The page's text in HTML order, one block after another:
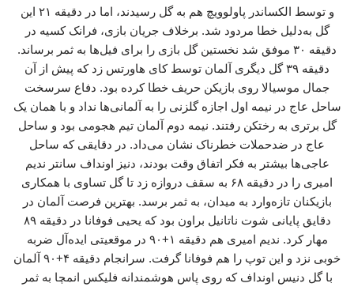
و توسط الکساندر پاولوویچ هم به گل رسیدند، اما در دقیقه ۲۱ این
گل به‌دلیل خطا مردود شد. برخلاف جریان بازی، فرانک کسیه در
دقیقه ۳۰ موفق شد نخستین گل بازی را برای فیل‌ها به ثمر برساند.
دقیقه ۳۹ گل دیگری آلمان توسط کای هاورتس زد که پیش از آن
جمال موسیالا روی بازیکن حریف خطا کرده بود. دفاع سرسخت
ساحل عاج در نیمه اول اجازه گلزنی را به آلمانی‌ها نداد و با همان یک
گل برتری به رختکن رفتند. نیمه دوم آلمان تیم هجومی بود و ساحل
عاج در ضدحملات خطرناک نشان می‌داد. در دقایقی که ساحل
عاجی‌ها بیشتر به فکر اتفاق وقت بودند، دنیز اونداف سانتر ندیم
امیری را در دقیقه ۶۸ به سقف دروازه زد تا گل تساوی با همکاری
بازیکنان تازه‌وارد به میدان، به ثمر برسد. بهترین فرصت آلمان در
دقایق پایانی شوت ناتانیل براون بود که یحیی فوفانا در دقیقه ۸۹
مهار کرد. ندیم امیری هم دقیقه ۱+۹۰ در موقعیتی ایده‌آل ضربه
خوبی نزد و این توپ را هم فوفانا گرفت. سرانجام دقیقه ۴+۹۰ آلمان
با گل دنیس اونداف که روی پاس هوشمندانه فلیکس انمچا به ثمر